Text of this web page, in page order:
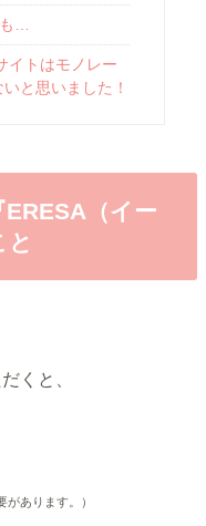
…
イトはモノレー
と思いました！
（イー
と
くと、
があります。）